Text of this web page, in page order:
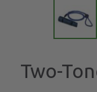
Two-